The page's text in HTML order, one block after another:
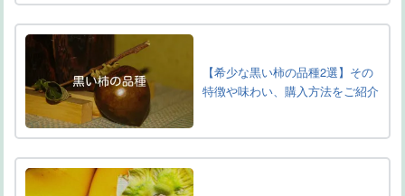
【希少な黒い柿の品種2選】その
特徴や味わい、購入方法をご紹介